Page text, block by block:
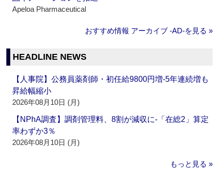
Apeloa Pharmaceutical
おすすめ情報 アーカイブ ‐AD‐を見る »
HEADLINE NEWS
【人事院】公務員薬剤師・初任給9800円増‐5年連続増も
昇給幅縮小
2026年08月10日 (月)
【NPhA調査】調剤管理料、8割が減収に‐「在総2」算定
率わずか3％
2026年08月10日 (月)
もっと見る »